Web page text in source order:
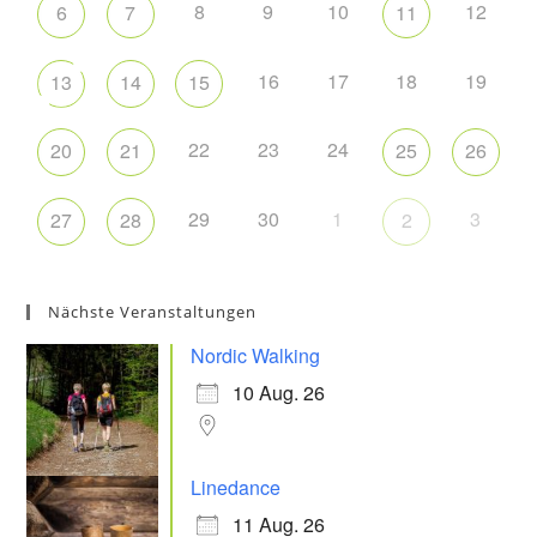
6 7 8 9 10 11 12
13 14 15 16 17 18 19
20 21 22 23 24 25 26
27 28 29 30 1 2 3
Nächste Veranstaltungen
Nordic Walking
10 Aug. 26
Linedance
11 Aug. 26